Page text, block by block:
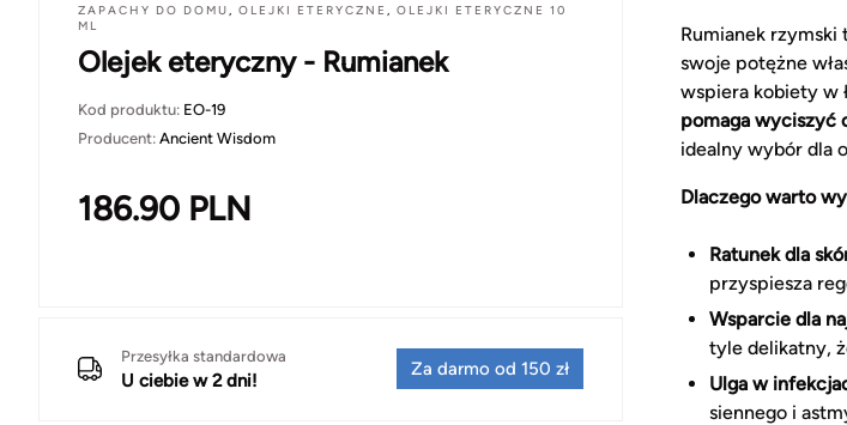
ZAPACHY DO DOMU, OLEJKI ETERYCZNE , OLEJKI ETERYCZNE 10
ML
Olejek eteryczny - Rumianek
Kod produktu: EO-19
Producent: Ancient Wisdom
186.90 PLN
Przesyłka standardowa
U ciebie w 2 dni!
Za darmo od 150 zł
Rumianek rzymski
swoje potężne
wspiera kobiety w
pomaga wyciszyć
idealny wybór dla
Dlaczego warto
Ratunek dla
przyspiesza
Wsparcie dla
tyle delikatny,
Ulga w
siennego i